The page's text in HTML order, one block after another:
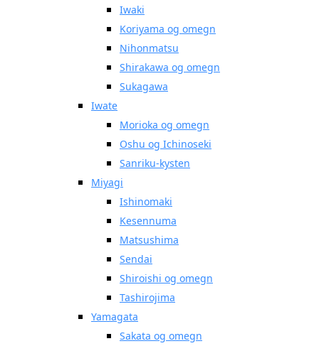
Iwaki
Koriyama og omegn
Nihonmatsu
Shirakawa og omegn
Sukagawa
Iwate
Morioka og omegn
Oshu og Ichinoseki
Sanriku-kysten
Miyagi
Ishinomaki
Kesennuma
Matsushima
Sendai
Shiroishi og omegn
Tashirojima
Yamagata
Sakata og omegn